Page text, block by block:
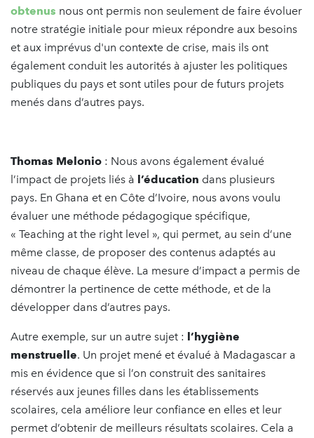
obtenus nous ont permis non seulement de faire évoluer
notre stratégie initiale pour mieux répondre aux besoins
et aux imprévus d'un contexte de crise, mais ils ont
également conduit les autorités à ajuster les politiques
publiques du pays et sont utiles pour de futurs projets
menés dans d’autres pays.
Thomas Melonio : Nous avons également évalué
l’impact de projets liés à l’éducation dans plusieurs
pays. En Ghana et en Côte d’Ivoire, nous avons voulu
évaluer une méthode pédagogique spécifique,
« Teaching at the right level », qui permet, au sein d’une
même classe, de proposer des contenus adaptés au
niveau de chaque élève. La mesure d’impact a permis de
démontrer la pertinence de cette méthode, et de la
développer dans d’autres pays.
Autre exemple, sur un autre sujet : l’hygiène
menstruelle. Un projet mené et évalué à Madagascar a
mis en évidence que si l’on construit des sanitaires
réservés aux jeunes filles dans les établissements
scolaires, cela améliore leur confiance en elles et leur
permet d’obtenir de meilleurs résultats scolaires. Cela a